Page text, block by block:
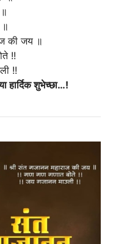
की जय ॥
!!
!!
हार्दिक शुभेच्छा…!